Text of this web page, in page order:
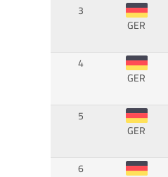
3
GER
4
GER
5
GER
6